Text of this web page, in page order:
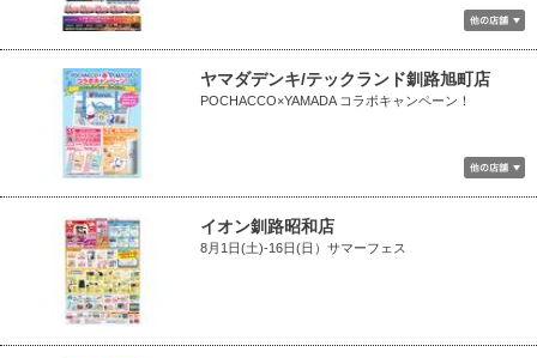
ヤマダデンキ/テックランド釧路旭町店
POCHACCO×YAMADA コラボキャンペーン！
イオン釧路昭和店
8月1日(土)-16日(日）サマーフェス